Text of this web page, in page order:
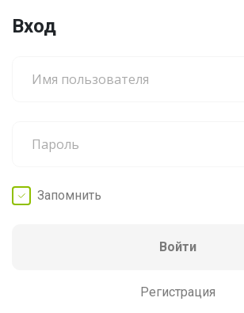
Вход
Запомнить
Войти
Регистрация